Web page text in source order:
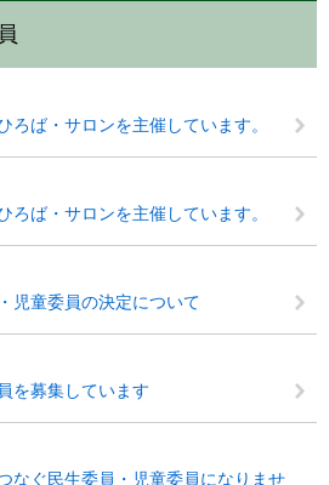
ろば・サロンを主催しています。
ろば・サロンを主催しています。
児童委員の決定について
を募集しています
なぐ民生委員・児童委員になりませ